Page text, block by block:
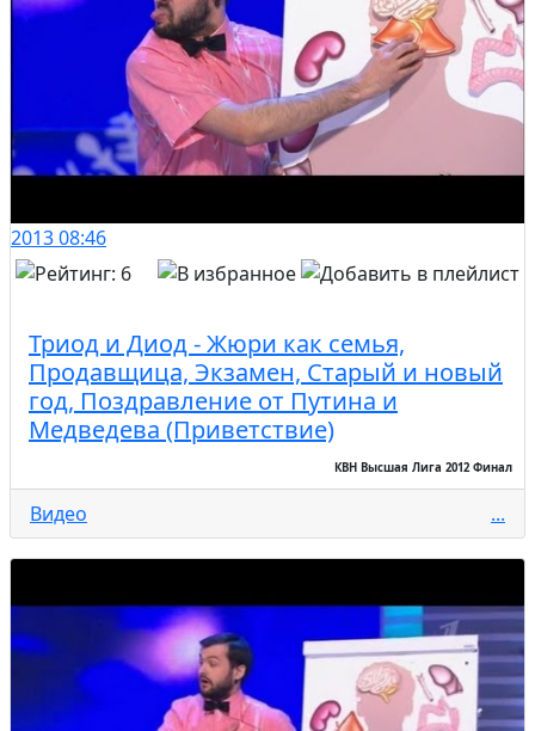
201308:46
Триод и Диод - Жюри как семья,
Продавщица, Экзамен, Старый и новый
год, Поздравление от Путина и
Медведева (Приветствие)
КВН Высшая Лига 2012 Финал
Видео ...